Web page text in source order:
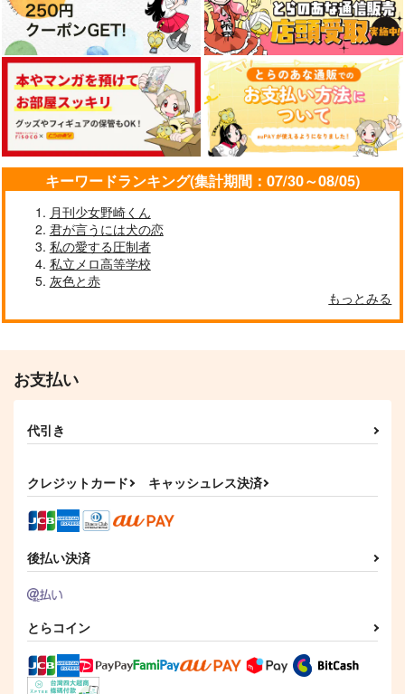
キーワードランキング(集計期間：07/30～08/05)
月刊少女野崎くん
君が言うには犬の恋
私の愛する圧制者
私立メロ高等学校
灰色と赤
もっとみる
お支払い
代引き
クレジットカード キャッシュレス決済
後払い決済
とらコイン